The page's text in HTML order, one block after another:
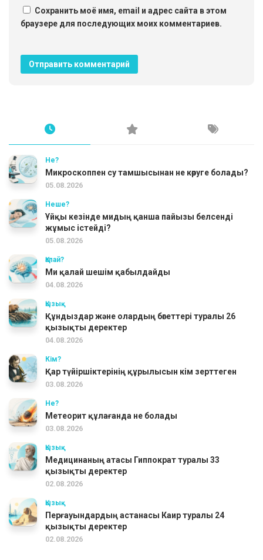
Сохранить моё имя, email и адрес сайта в этом
браузере для последующих моих комментариев.
Не?
Микроскоппен су тамшысынан не көруге болады?
05.08.2026
Неше?
Ұйқы кезінде мидың қанша пайызы белсенді
жұмыс істейді?
05.08.2026
Қалай?
Ми қалай шешім қабылдайды
04.08.2026
Қызық
Құндыздар және олардың бөгеттері туралы 26
қызықты деректер
04.08.2026
Кім?
Қар түйіршіктерінің құрылысын кім зерттеген
03.08.2026
Не?
Метеорит құлағанда не болады
03.08.2026
Қызық
Медицинаның атасы Гиппократ туралы 33
қызықты деректер
02.08.2026
Қызық
Перғауындардың астанасы Каир туралы 24
қызықты деректер
02.08.2026